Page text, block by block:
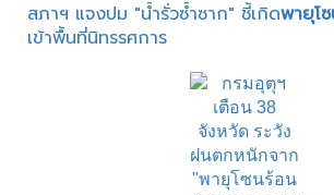
สภาฯ แจงปม "น้ำรั่วซ้ำซาก" ชี้เกิดพายุโ
เข้าพื้นที่นิทรรศการ